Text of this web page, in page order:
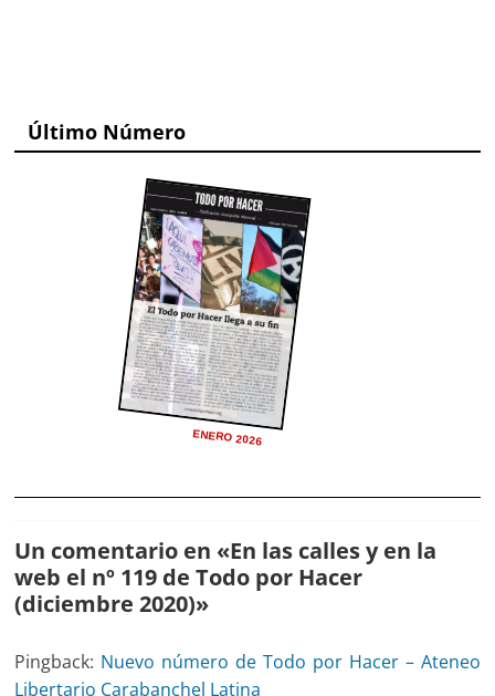
Último Número
ENERO 2026
Un comentario en «En las calles y en la
web el nº 119 de Todo por Hacer
(diciembre 2020)»
Pingback: Nuevo número de Todo por Hacer – Ateneo
Libertario Carabanchel Latina